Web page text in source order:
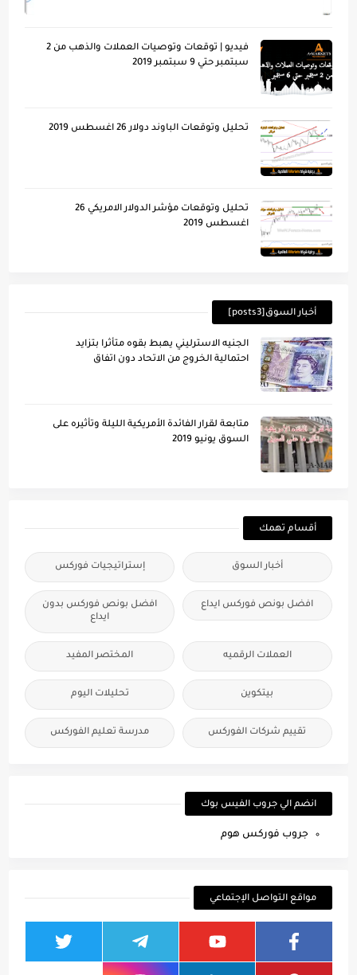
فيديو | توقعات وتوصيات العملات والذهب من 2
سبتمبر حتي 9 سبتمبر 2019
تحليل وتوقعات الباوند دولار 26 اغسطس 2019
تحليل وتوقعات مؤشر الدولار الامريكي 26
اغسطس 2019
أخبار السوق[posts3]
الجنيه الاسترليني يهبط بقوه متأثرا بتزايد
احتمالية الخروج من الاتحاد دون اتفاق
متابعة لقرار الفائدة الأمريكية الليلة وتأُثيره على
السوق يونيو 2019
أقسام تهمك
أخبار السوق إستراتيجيات فوركس
افضل بونص فوركس ايداع
افضل بونص فوركس بدون
ايداع
العملات الرقميه المختصر المفيد
بيتكوين تحليلات اليوم
تقييم شركات الفوركس مدرسة تعليم الفوركس
انضم الي جروب الفيس بوك
جروب فوركس هوم
مواقع التواصل الإجتماعي